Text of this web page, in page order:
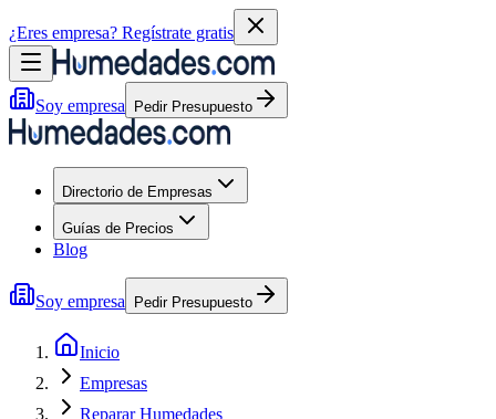
¿Eres empresa? Regístrate gratis
Soy empresa Pedir Presupuesto
Directorio de Empresas
Guías de Precios
Blog
Soy empresa Pedir Presupuesto
Inicio
Empresas
Reparar Humedades